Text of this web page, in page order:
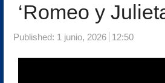
‘Romeo y
Published: 1 junio, 2026 12:50